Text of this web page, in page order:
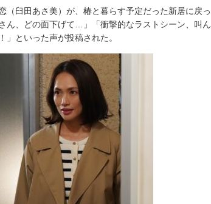
臼田あさ美）が、椿と暮らす予定だった新居に戻っ
ん、どの面下げて…」「衝撃的なラストシーン、叫ん
といった声が投稿された。